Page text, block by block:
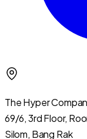
The Hyper
69/6, 3rd Floor,
Silom, Bang Rak